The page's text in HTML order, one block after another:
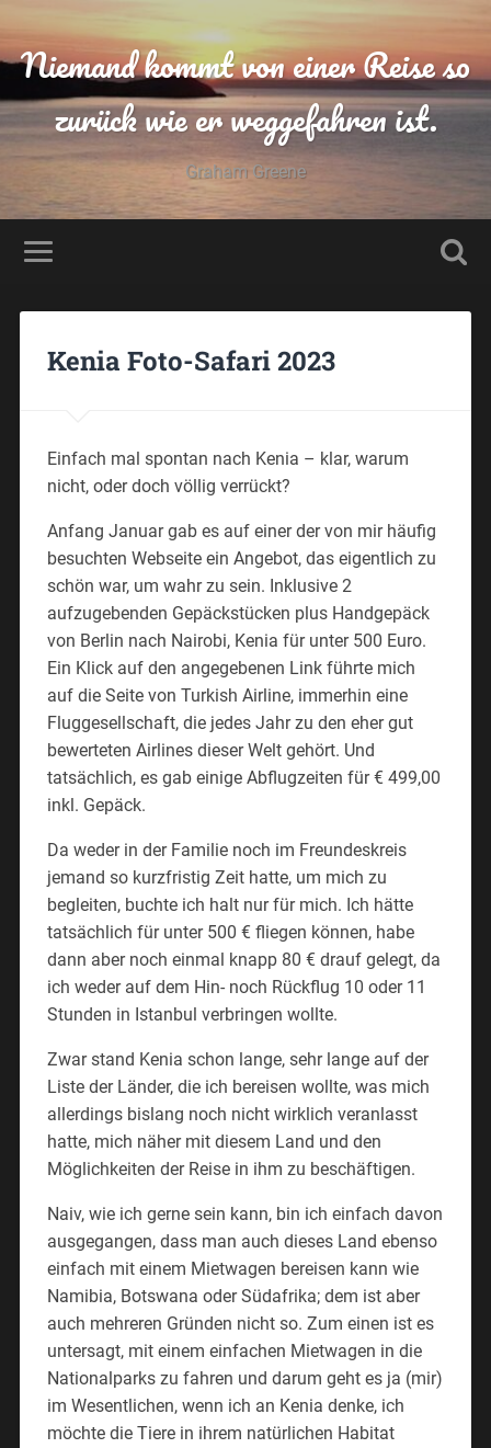
Niemand kommt von einer Reise so
zurück wie er weggefahren ist.
Graham Greene
Kenia Foto-Safari 2023
Einfach mal spontan nach Kenia – klar, warum
nicht, oder doch völlig verrückt?
Anfang Januar gab es auf einer der von mir häufig
besuchten Webseite ein Angebot, das eigentlich zu
schön war, um wahr zu sein. Inklusive 2
aufzugebenden Gepäckstücken plus Handgepäck
von Berlin nach Nairobi, Kenia für unter 500 Euro.
Ein Klick auf den angegebenen Link führte mich
auf die Seite von Turkish Airline, immerhin eine
Fluggesellschaft, die jedes Jahr zu den eher gut
bewerteten Airlines dieser Welt gehört. Und
tatsächlich, es gab einige Abflugzeiten für € 499,00
inkl. Gepäck.
Da weder in der Familie noch im Freundeskreis
jemand so kurzfristig Zeit hatte, um mich zu
begleiten, buchte ich halt nur für mich. Ich hätte
tatsächlich für unter 500 € fliegen können, habe
dann aber noch einmal knapp 80 € drauf gelegt, da
ich weder auf dem Hin- noch Rückflug 10 oder 11
Stunden in Istanbul verbringen wollte.
Zwar stand Kenia schon lange, sehr lange auf der
Liste der Länder, die ich bereisen wollte, was mich
allerdings bislang noch nicht wirklich veranlasst
hatte, mich näher mit diesem Land und den
Möglichkeiten der Reise in ihm zu beschäftigen.
Naiv, wie ich gerne sein kann, bin ich einfach davon
ausgegangen, dass man auch dieses Land ebenso
einfach mit einem Mietwagen bereisen kann wie
Namibia, Botswana oder Südafrika; dem ist aber
auch mehreren Gründen nicht so. Zum einen ist es
untersagt, mit einem einfachen Mietwagen in die
Nationalparks zu fahren und darum geht es ja (mir)
im Wesentlichen, wenn ich an Kenia denke, ich
möchte die Tiere in ihrem natürlichen Habitat